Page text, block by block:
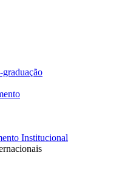
graduação
Institucional